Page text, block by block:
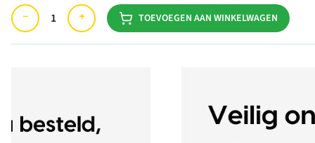
− + TOEVOEGEN AAN WINKELWAGEN